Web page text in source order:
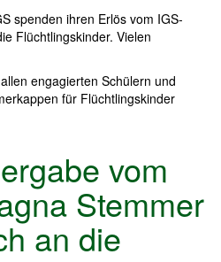
spenden ihren Erlös vom IGS-
Flüchtlingskinder. Vielen
engagierten Schülern und
für Flüchtlingskinder
vom
Stemmer
an die